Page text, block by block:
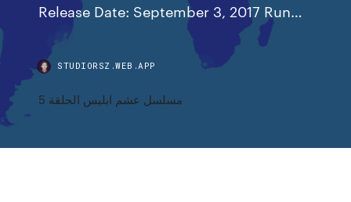
Release Date: September 3, 2017 Run…
STUDIORSZ.WEB.APP
مسلسل عشم ابليس الحلقة 5